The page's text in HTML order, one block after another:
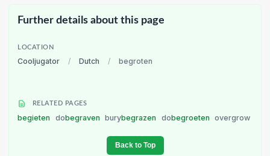
Further details about this page
LOCATION
Cooljugator / Dutch / begroten
RELATED PAGES
begieten dobegraven burybegrazen dobegroeten overgrow
Back to Top